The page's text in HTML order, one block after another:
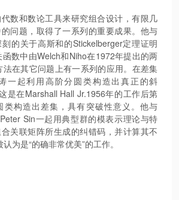
数和数论工具来研究组合设计，有限几
问题，取得了一系列的重要成果。他与
的关于高斯和的Stickelberger定理证明
数中由Welch和Niho在1972年提出的两
在其它问题上有一系列的应用。在差集
一起利用高阶分圆类构造出真正的斜
是在Marshall Hall Jr.1956年的工作后第
类构造出差集，具有突破性意义。他与
Sin一起用典型群的模表示理论与特
关联矩阵所生成的纠错码，并计算其不
为是“的确非常优美”的工作。